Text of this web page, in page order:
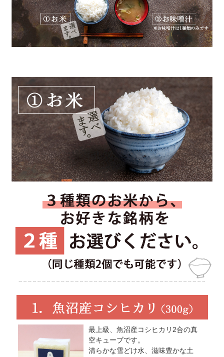
最上級、魚沼産コシヒカリ2合の真
空キューブです。
清らかな雪どけ水、滋味豊かな土